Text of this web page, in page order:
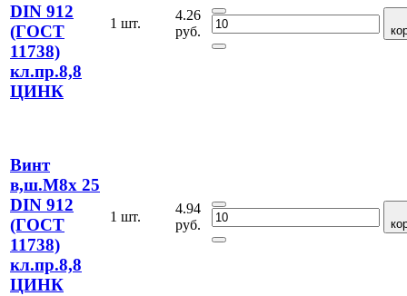
DIN 912
(ГОСТ
11738)
кл.пр.8,8
ЦИНК
1 шт.
4.26
руб.
Винт
в,ш.М8х 25
DIN 912
(ГОСТ
11738)
кл.пр.8,8
ЦИНК
1 шт.
4.94
руб.